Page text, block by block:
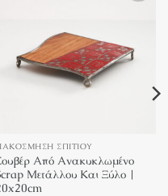
ΣΠΙΤΙΟΎ
Από Ανακυκλωμένο
Μετάλλου Και Ξύλο |